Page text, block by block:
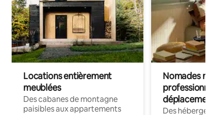
Locations entièrement
meublées
Des cabanes de montagne
paisibles aux appartements
Nomades
déplacement
Des